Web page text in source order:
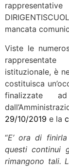
mancata
Viste le
istituzionale, è
costituisca
finalizzate
29/10/2019 e la
“E’ ora di
questi continui
rimangono tali.